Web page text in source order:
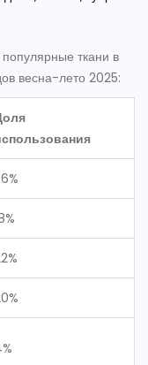
ткани в
весна-лето 2025: